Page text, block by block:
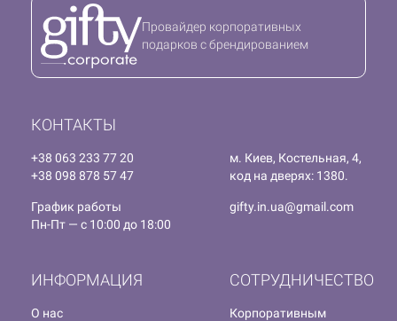
КОНТАКТЫ
+38 063 233 77 20
+38 098 878 57 47
м. Киев, Костельная, 4,
код на дверях: 1380.
График работы
Пн-Пт — с 10:00 до 18:00
gifty.in.ua@gmail.com
СОТРУДНИЧЕСТВО
Корпоративным
ИНФОРМАЦИЯ
О нас
Провайдер корпоративных
подарков с брендированием